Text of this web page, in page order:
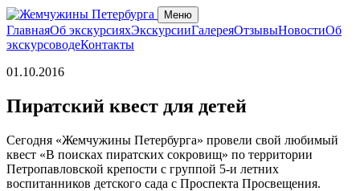
Меню
ГлавнаяОб экскурсияхЭкскурсииГалереяОтзывыНовостиОб
экскурсоводеКонтакты
01.10.2016
Пиратский квест для детей
Сегодня «Жемчужины Петербурга» провели свой любимый
квест «В поисках пиратских сокровищ» по территории
Петропавловской крепости с группой 5-и летних
воспитанников детского сада с Проспекта Просвещения.